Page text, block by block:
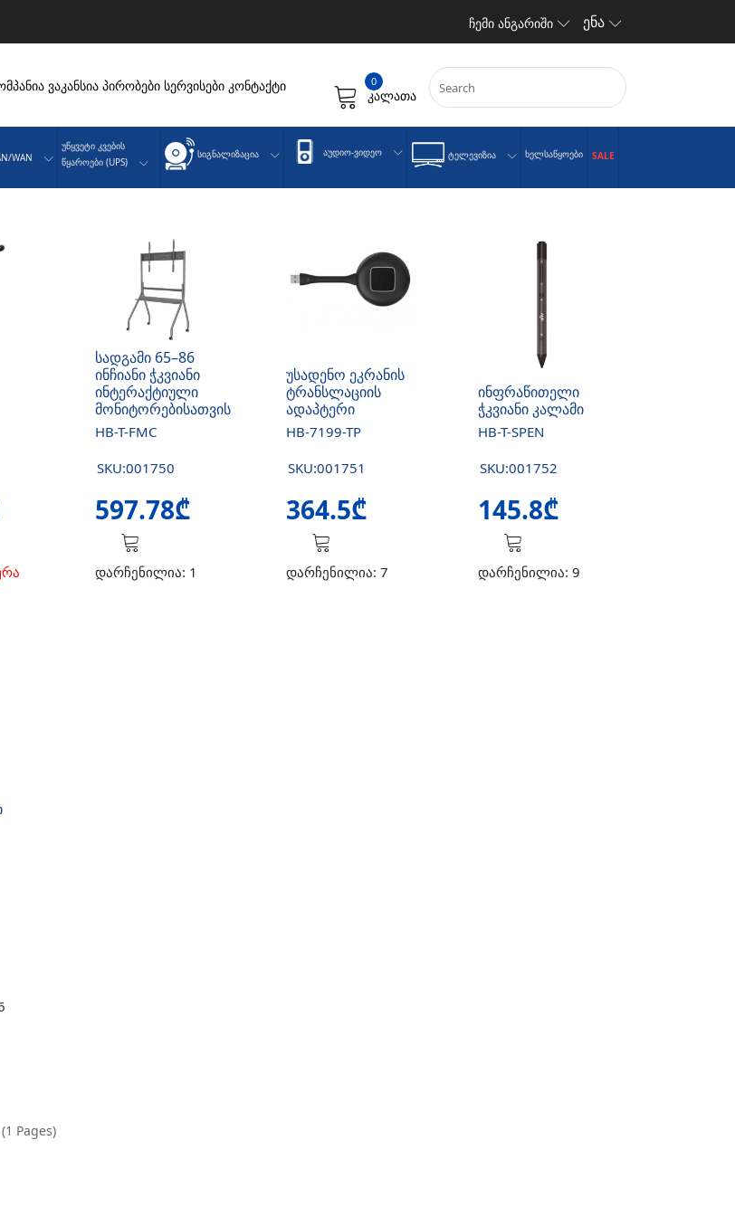
ჩემი ანგარიში ენა
ვაკანსია პირობები სერვისები კონტაქტი 0
კალათა
WAN
Უწყვეტი Კვების
Წყაროები (UPS)
Სიგნალიზაცია Აუდიო-Ვიდეო Ტელევიზია Ხელსაწყოები SALE
სადგამი 65–86
ინჩიანი ჭკვიანი
ინტერაქტიული
მონიტორებისათვის
HB-T-FMC
SKU:001750
597.78₾
დარჩენილია: 1
უსადენო ეკრანის
ტრანსლაციის
ადაპტერი
HB-7199-TP
SKU:001751
364.5₾
დარჩენილია: 7
ინფრაწითელი
ჭკვიანი კალამი
HB-T-SPEN
SKU:001752
145.8₾
დარჩენილია: 9
Pages)